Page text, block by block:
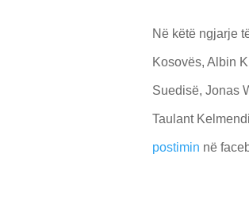
Në këtë ngjarje
Kosovës, Albin
Suedisë, Jonas
Taulant
postimin në